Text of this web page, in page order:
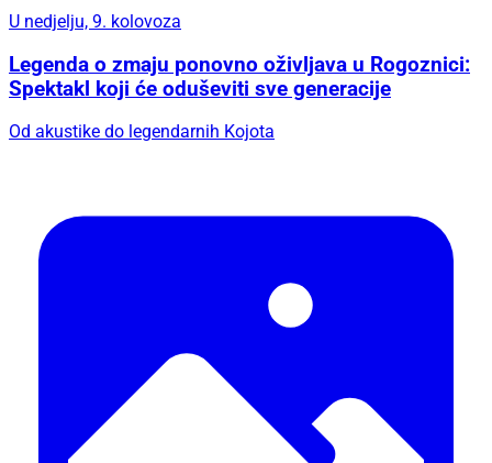
U nedjelju, 9. kolovoza
Legenda o zmaju ponovno oživljava u Rogoznici:
Spektakl koji će oduševiti sve generacije
Od akustike do legendarnih Kojota